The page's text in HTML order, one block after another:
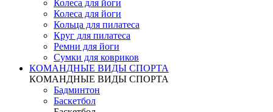
Колеса для йоги
Колеса для йоги
Кольца для пилатеса
Круг для пилатеса
Ремни для йоги
Сумки для ковриков
КОМАНДНЫЕ ВИДЫ СПОРТА
КОМАНДНЫЕ ВИДЫ СПОРТА
Бадминтон
Баскетбол